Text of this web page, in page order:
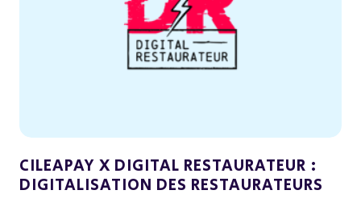
CILEAPAY X DIGITAL RESTAURATEUR :
DIGITALISATION DES RESTAURATEURS